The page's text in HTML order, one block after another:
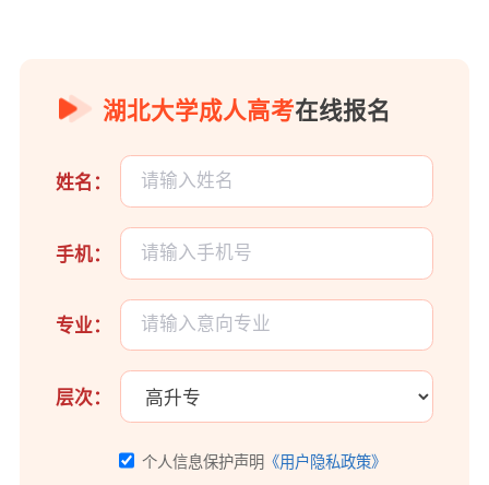
湖北大学成人高考在线报名
姓名：
手机：
专业：
层次：
个人信息保护声明 《用户隐私政策》